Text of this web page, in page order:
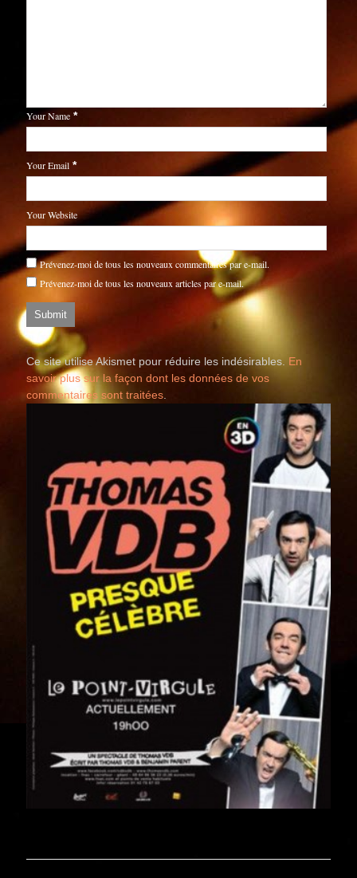
Your Name *
Your Email *
Your Website
Prévenez-moi de tous les nouveaux commentaires par e-mail.
Prévenez-moi de tous les nouveaux articles par e-mail.
Ce site utilise Akismet pour réduire les indésirables. En
savoir plus sur la façon dont les données de vos
commentaires sont traitées